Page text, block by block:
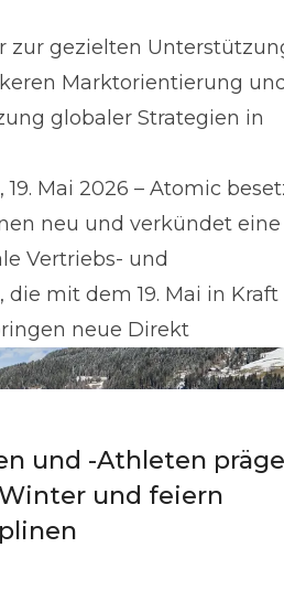
zur gezielten
Marktorientierung
globaler Strategien in
Mai 2026 – Atomic
neu und verkündet eine
Vertriebs- und
mit dem 19. Mai in Kraft
neue Direkt
und -Athleten
und feiern